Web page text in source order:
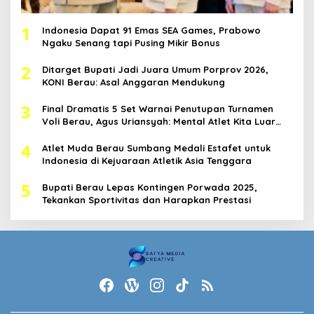
1
Indonesia Dapat 91 Emas SEA Games, Prabowo
Ngaku Senang tapi Pusing Mikir Bonus
2
Ditarget Bupati Jadi Juara Umum Porprov 2026,
KONI Berau: Asal Anggaran Mendukung
3
Final Dramatis 5 Set Warnai Penutupan Turnamen
Voli Berau, Agus Uriansyah: Mental Atlet Kita Luar
4
Atlet Muda Berau Sumbang Medali Estafet untuk
Indonesia di Kejuaraan Atletik Asia Tenggara
5
Bupati Berau Lepas Kontingen Porwada 2025,
Tekankan Sportivitas dan Harapkan Prestasi